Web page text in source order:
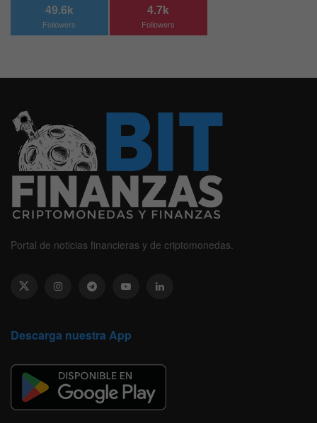
49.6k
Followers
4.7k
Followers
Portal de noticias financieras y de criptomonedas.
Descarga nuestra App